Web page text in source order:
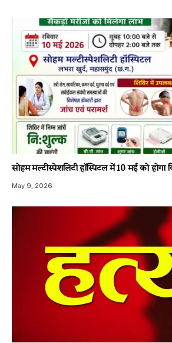
सोहम मल्टीस्पेशलिटी हॉस्पिटल में 10 मई को होगा
May 9, 2026